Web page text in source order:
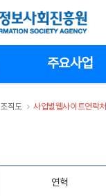
주요사업
>
조직도 >
사업별웹사이트연락처
연혁